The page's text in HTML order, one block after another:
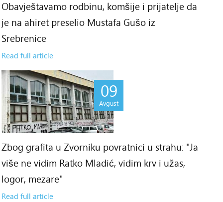
Obavještavamo rodbinu, komšije i prijatelje da
je na ahiret preselio Mustafa Gušo iz
Srebrenice
Read full article
09
Avgust
Zbog grafita u Zvorniku povratnici u strahu: "Ja
više ne vidim Ratko Mladić, vidim krv i užas,
logor, mezare"
Read full article